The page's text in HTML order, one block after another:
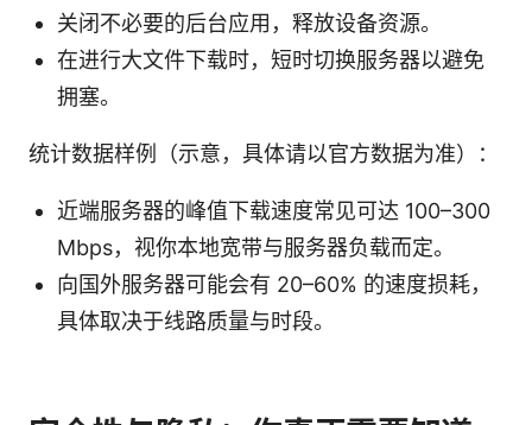
关闭不必要的后台应用，释放设备资源。
在进行大文件下载时，短时切换服务器以避免
拥塞。
统计数据样例（示意，具体请以官方数据为准）：
近端服务器的峰值下载速度常见可达 100–300
Mbps，视你本地宽带与服务器负载而定。
向国外服务器可能会有 20–60% 的速度损耗，
具体取决于线路质量与时段。